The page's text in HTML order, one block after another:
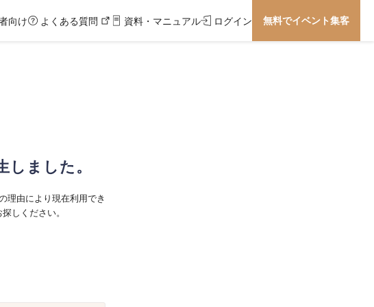
向け よくある質問 資料・マニュアル ログイン 無料でイベント集客
ました。
理由により現在利用でき
しください。